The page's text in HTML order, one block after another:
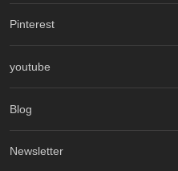
Pinterest
youtube
Blog
Newsletter